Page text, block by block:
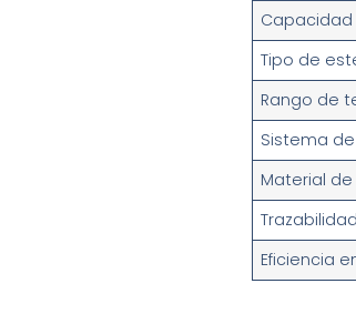
Capacidad
Tipo de
Rango de
Sistema
Material
Trazabilidad
Eficiencia